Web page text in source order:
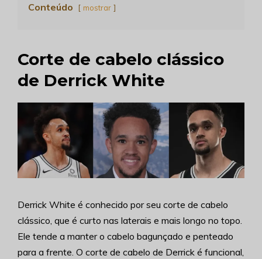
Conteúdo mostrar
Corte de cabelo clássico
de Derrick White
Derrick White é conhecido por seu corte de cabelo
clássico, que é curto nas laterais e mais longo no topo.
Ele tende a manter o cabelo bagunçado e penteado
para a frente. O corte de cabelo de Derrick é funcional,